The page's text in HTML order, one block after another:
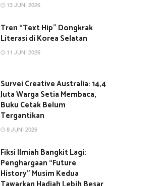
13 JUNI 2026
Tren “Text Hip” Dongkrak
Literasi di Korea Selatan
11 JUNI 2026
Survei Creative Australia: 14,4
Juta Warga Setia Membaca,
Buku Cetak Belum
Tergantikan
8 JUNI 2026
Fiksi Ilmiah Bangkit Lagi:
Penghargaan “Future
History” Musim Kedua